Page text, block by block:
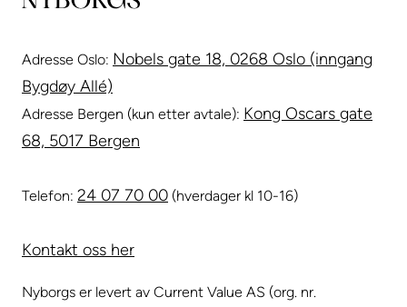
Adresse Oslo: Nobels gate 18, 0268 Oslo (inngang
Bygdøy Allé)
Adresse Bergen (kun etter avtale): Kong Oscars gate
68, 5017 Bergen
Telefon: 24 07 70 00 (hverdager kl 10-16)
Kontakt oss her
Nyborgs er levert av Current Value AS (org. nr.